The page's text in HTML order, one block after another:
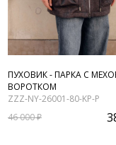
ПУХОВИК - ПАРКА С
ВОРОТКОМ
ZZZ-NY-26001-80-KP-P
46 000 ₽